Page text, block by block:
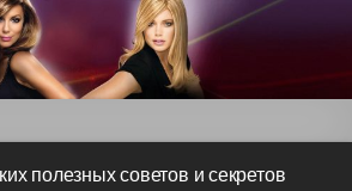
полезных советов и секретов